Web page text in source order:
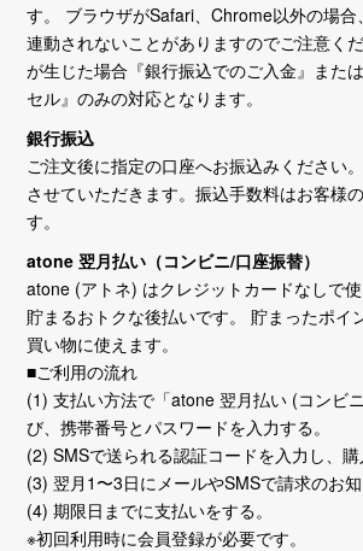
す。 ブラウザがSafari、Chrome以外の場合
連動されないことがありますのでご注意く
が生じた場合『銀行振込でのご入金』また
セル』のみの対応となります。
銀行振込
ご注文後に指定の口座へお振込みください
させていただきます。振込手数料はお客様
す。
atone 翌月払い（コンビニ/口座振替）
atone (アトネ) はクレジットカードなしで
貯まるおトクな後払いです。 貯まったポイ
買い物に使えます。
■ご利用の流れ
(1) 支払い方法で「atone 翌月払い (コンビ
び、携帯番号とパスワードを入力する。
(2) SMSで送られる認証コードを入力し、購
(3) 翌月1〜3日にメールやSMSで請求のお知
(4) 期限日までに支払いをする。
※初回利用時に会員登録が必要です。